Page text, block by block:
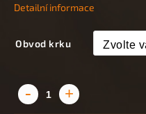
Obvod krku
Detailní informace